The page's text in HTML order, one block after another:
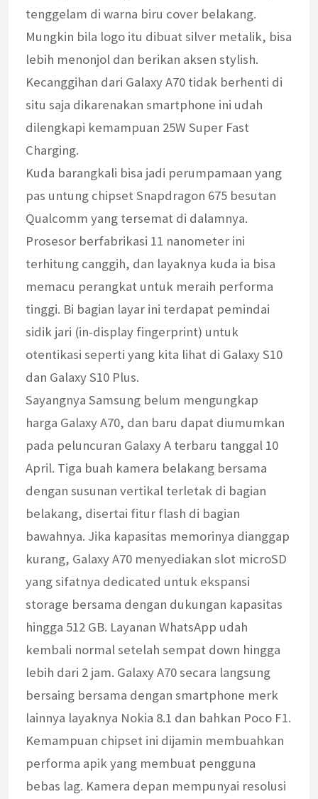
tenggelam di warna biru cover belakang.
Mungkin bila logo itu dibuat silver metalik, bisa
lebih menonjol dan berikan aksen stylish.
Kecanggihan dari Galaxy A70 tidak berhenti di
situ saja dikarenakan smartphone ini udah
dilengkapi kemampuan 25W Super Fast
Charging.
Kuda barangkali bisa jadi perumpamaan yang
pas untung chipset Snapdragon 675 besutan
Qualcomm yang tersemat di dalamnya.
Prosesor berfabrikasi 11 nanometer ini
terhitung canggih, dan layaknya kuda ia bisa
memacu perangkat untuk meraih performa
tinggi. Bi bagian layar ini terdapat pemindai
sidik jari (in-display fingerprint) untuk
otentikasi seperti yang kita lihat di Galaxy S10
dan Galaxy S10 Plus.
Sayangnya Samsung belum mengungkap
harga Galaxy A70, dan baru dapat diumumkan
pada peluncuran Galaxy A terbaru tanggal 10
April. Tiga buah kamera belakang bersama
dengan susunan vertikal terletak di bagian
belakang, disertai fitur flash di bagian
bawahnya. Jika kapasitas memorinya dianggap
kurang, Galaxy A70 menyediakan slot microSD
yang sifatnya dedicated untuk ekspansi
storage bersama dengan dukungan kapasitas
hingga 512 GB. Layanan WhatsApp udah
kembali normal setelah sempat down hingga
lebih dari 2 jam. Galaxy A70 secara langsung
bersaing bersama dengan smartphone merk
lainnya layaknya Nokia 8.1 dan bahkan Poco F1.
Kemampuan chipset ini dijamin membuahkan
performa apik yang membuat pengguna
bebas lag. Kamera depan mempunyai resolusi